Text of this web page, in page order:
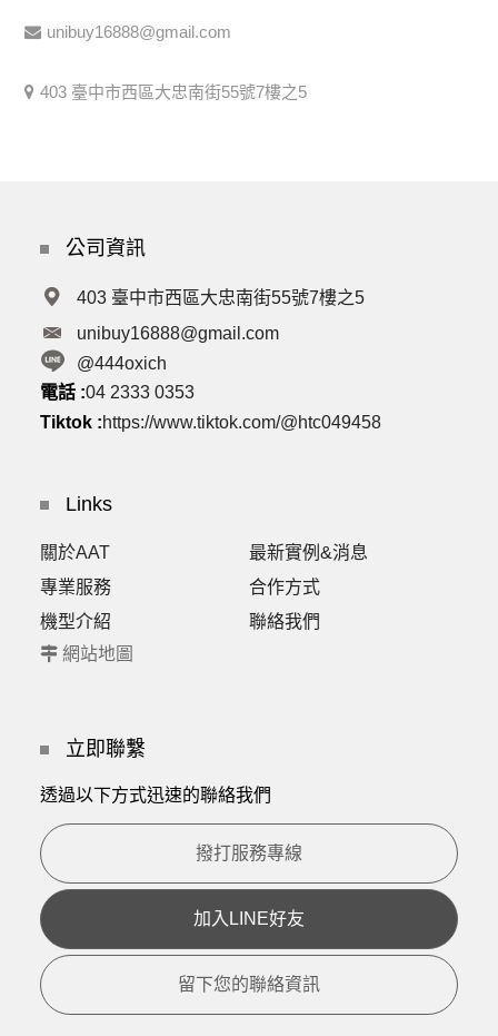
unibuy16888@gmail.com
403 臺中市西區大忠南街55號7樓之5
公司資訊
403 臺中市西區大忠南街55號7樓之5
unibuy16888@gmail.com
@444oxich
電話 :04 2333 0353
Tiktok :https://www.tiktok.com/@htc049458
Links
關於AAT
最新實例&消息
專業服務
合作方式
機型介紹
聯絡我們
網站地圖
立即聯繫
透過以下方式迅速的聯絡我們
撥打服務專線
加入LINE好友
留下您的聯絡資訊